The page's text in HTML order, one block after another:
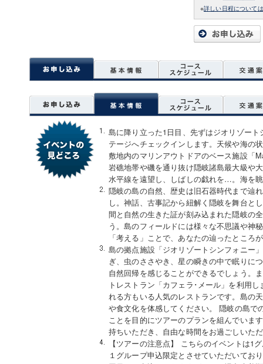
※詳しい日程について
島に降り立った1日目、先ずはジオリゾー
テージへチェックインします。天候や海の
敷地内のマリンアウトドアのベース施設「
岩礁地帯や磯を通り抜け隠岐諸島最大級や
水平線を遠望し、しばしの戯れを…。海を
隠岐の島の自然、歴史は旧石器時代まで辿
し。神話、古事記から紐解く隠岐を舞台と
間と自然の生きた証が刻み込まれた隠岐の
う。島のフィールドには様々な不思議や神
「考える」ことで、あなたの辿ったところ
島の拠点施設「ジオリゾートシンフォニー
ぎ、虫のささやき、星の瞬きの中で眠りに
自然回帰を感じることができるでしょう。
トレストラン「カフェラ･メール」を利用
れる方もいる人気のレストランです。島の
や食文化を体感してください。 隠岐の島で
ことを目的にツアーのプランを組んでいま
持ちいただき、自由な時間をお過ごしいた
【ツアーの注意点】 こちらのイベントは1
１グループ申込限定とさせていただいてお